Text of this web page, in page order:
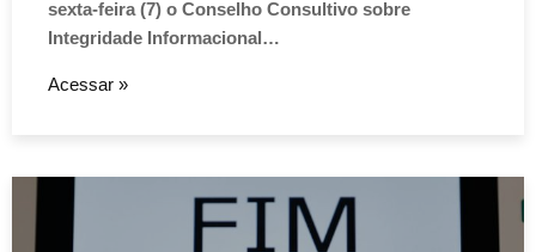
sexta-feira (7) o Conselho Consultivo sobre
Integridade Informacional…
Acessar »